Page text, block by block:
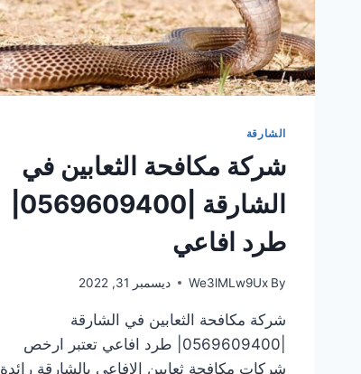
الشارقة
شركة مكافحة الثعابين في
طرد افاعي
By
We3lMLw9Ux ديسمبر 31, 2022
شركة مكافحة الثعابين في الشارقة
|0569609400| طرد افاعي تعتبر ارخص
شركات مكافحة ثعابين الافاعي بالشارقة رائدة